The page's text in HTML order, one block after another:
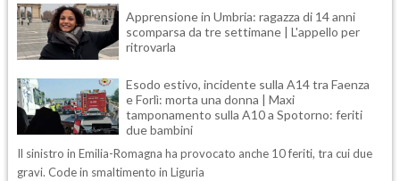
Apprensione in Umbria: ragazza di 14 anni
scomparsa da tre settimane | L'appello per
ritrovarla
Esodo estivo, incidente sulla A14 tra Faenza
e Forlì: morta una donna | Maxi
tamponamento sulla A10 a Spotorno: feriti
due bambini
Il sinistro in Emilia-Romagna ha provocato anche 10 feriti, tra cui due
gravi. Code in smaltimento in Liguria